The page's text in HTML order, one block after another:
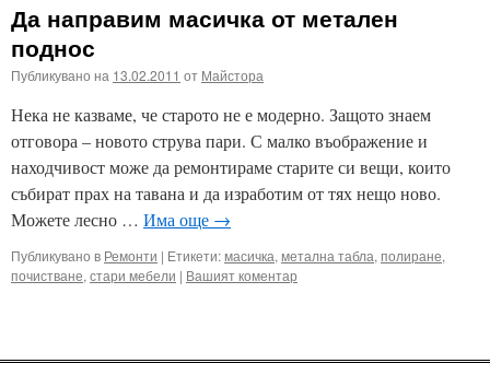
Да направим масичка от метален
поднос
Публикувано на 13.02.2011 от Майстора
Нека не казваме, че старото не е модерно. Защото знаем
отговора – новото струва пари. С малко въображение и
находчивост може да ремонтираме старите си вещи, които
събират прах на тавана и да изработим от тях нещо ново.
Можете лесно … Има още →
Публикувано в Ремонти | Етикети:масичка, метална табла, полиране,
почистване, стари мебели | Вашият коментар